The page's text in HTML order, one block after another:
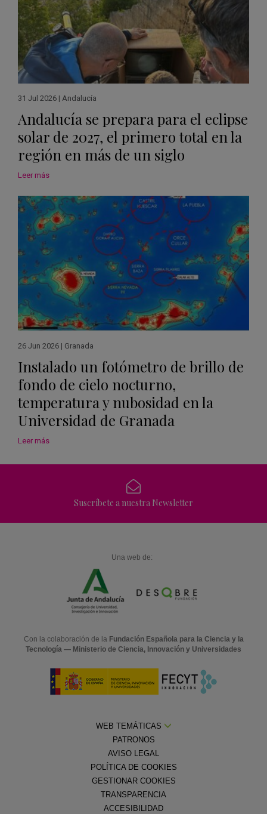
31 Jul 2026 | Andalucía
Andalucía se prepara para el eclipse
solar de 2027, el primero total en la
región en más de un siglo
Leer más
26 Jun 2026 | Granada
Instalado un fotómetro de brillo de
fondo de cielo nocturno,
temperatura y nubosidad en la
Universidad de Granada
Leer más
Suscríbete a nuestra Newsletter
Una web de:
Con la colaboración de la Fundación Española para la Ciencia y la
Tecnología — Ministerio de Ciencia, Innovación y Universidades
WEB TEMÁTICAS
PATRONOS
AVISO LEGAL
POLÍTICA DE COOKIES
GESTIONAR COOKIES
TRANSPARENCIA
ACCESIBILIDAD